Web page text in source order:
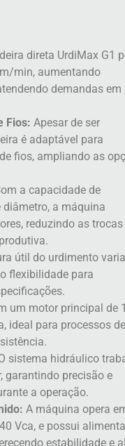
direta UrdiMax G1
min, aumentando
demandas em
Fios: Apesar de ser
é adaptável para
fios, ampliando as
a capacidade de
a máquina
reduzindo as trocas
útil do urdimento varia
flexibilidade para
um motor principal de
ideal para processos de
sistema hidráulico
garantindo precisão e
a operação.
A máquina opera
Vca, e possui
estabilidade e